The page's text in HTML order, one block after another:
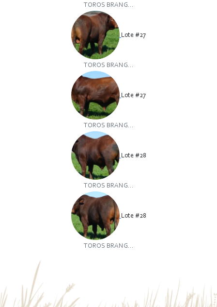
TOROS BRANG...
Lote #27
TOROS BRANG...
Lote #27
TOROS BRANG...
Lote #28
TOROS BRANG...
Lote #28
TOROS BRANG...